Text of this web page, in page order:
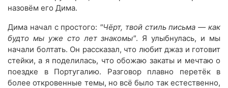
назовём его Дима.
Дима начал с простого: "Чёрт, твой стиль письма — как
будто мы уже сто лет знакомы". Я улыбнулась, и мы
начали болтать. Он рассказал, что любит джаз и готовит
стейки, а я поделилась, что обожаю закаты и мечтаю о
поездке в Португалию. Разговор плавно перетёк в
более откровенные темы, но всё было так естественно,